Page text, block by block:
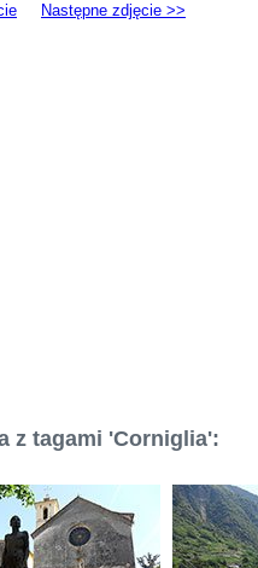
Następne zdjęcie >>
z tagami 'Corniglia':